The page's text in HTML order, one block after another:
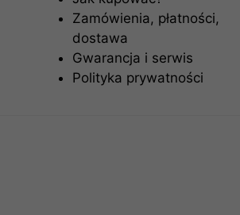
Zamówienia, płatności,
dostawa
Gwarancja i serwis
Polityka prywatności